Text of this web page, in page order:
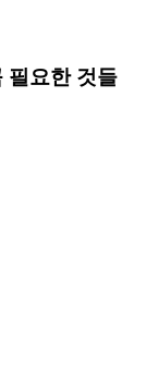
필요한 것들